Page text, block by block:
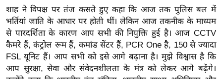
ग
त
ऑ
टो
व
र्ल्ड
शाह ने विपक्ष पर तंज कसते हुए कहा कि आज तक पुलिस बल में
भर्तियां जाति के आधार पर होती थीं। लेकिन आज तकनीक के माध्यम
से पारदर्शिता के कारण आप सभी की नियुक्ति हुई है। आज CCTV
कैमरे हैं, कंट्रोल रूम हैं, कमांड सेंटर हैं, PCR One है, 150 से ज्यादा
FSL यूनिट हैं। आप सभी को इसे आगे बढ़ाना है। मुझे विश्वास है कि
आप सुरक्षा, सेवा और संवेदनशीलता के मंत्र को लेकर आगे बढ़ेंगे।